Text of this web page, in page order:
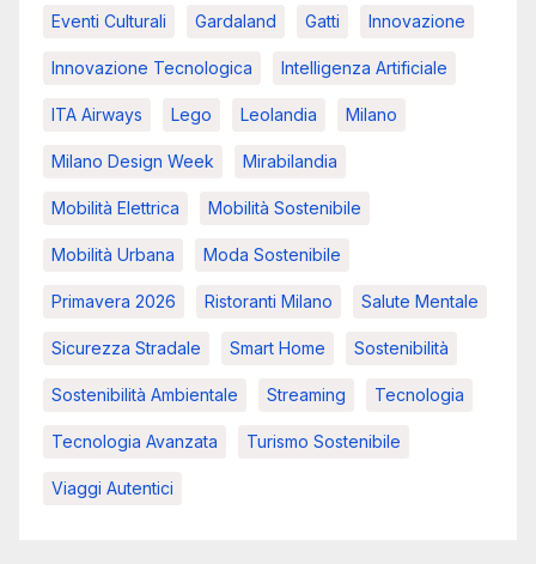
Eventi Culturali Gardaland Gatti Innovazione
Innovazione Tecnologica Intelligenza Artificiale
ITA Airways Lego Leolandia Milano
Milano Design Week Mirabilandia
Mobilità Elettrica Mobilità Sostenibile
Mobilità Urbana Moda Sostenibile
Primavera 2026 Ristoranti Milano Salute Mentale
Sicurezza Stradale Smart Home Sostenibilità
Sostenibilità Ambientale Streaming Tecnologia
Tecnologia Avanzata Turismo Sostenibile
Viaggi Autentici